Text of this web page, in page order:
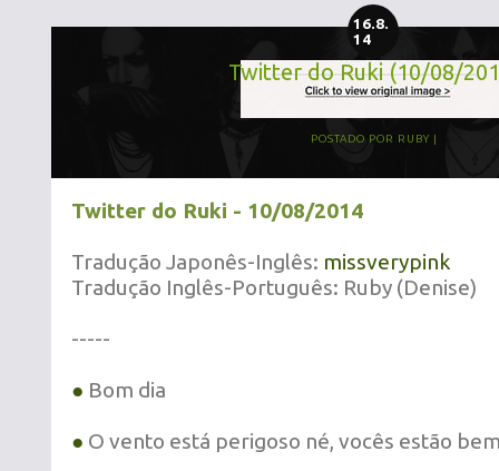
16.8.
14
Twitter do Ruki (10/08/
POSTADO POR RUBY
Twitter do Ruki - 10/08/2014
Tradução Japonês-Inglês: missverypink
Tradução Inglês-Português: Ruby (Denise)
-----
● Bom dia
● O vento está perigoso né, vocês estão